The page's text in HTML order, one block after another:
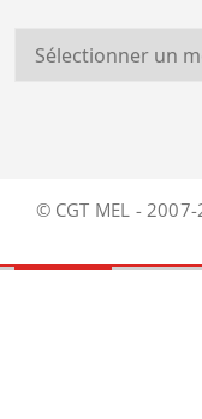
© CGT MEL -